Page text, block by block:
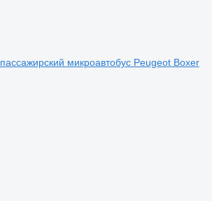
пассажирский микроавтобус Peugeot Boxer